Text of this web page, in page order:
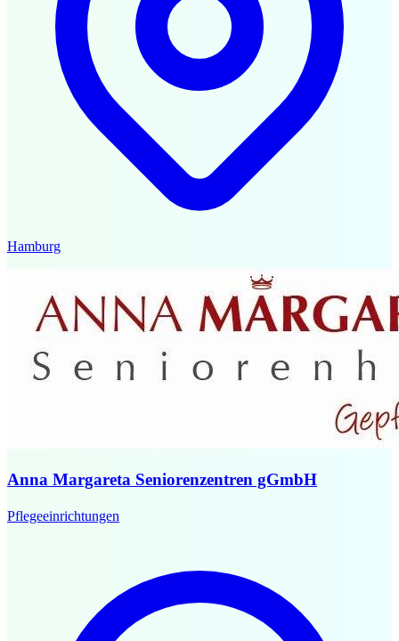
Hamburg
Anna Margareta Seniorenzentren gGmbH
Pflegeeinrichtungen